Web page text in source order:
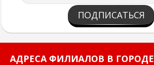
ПОДПИСАТЬСЯ
АДРЕСА ФИЛИАЛОВ В ГОРОДЕ